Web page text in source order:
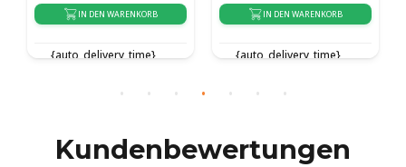
IN DEN WARENKORB
{auto_delivery_time}
IN DEN WARENKORB
{auto_delivery_time}
Kundenbewertungen